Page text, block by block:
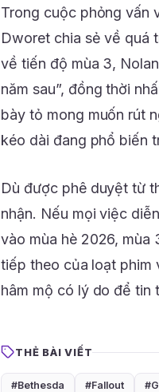
Trong cuộc phỏng vấn
Dworet chia sẻ về quá
về tiến độ mùa 3,
năm sau”, đồng thời
bày tỏ mong muốn rút
kéo dài đang phổ biến
Dù được phê duyệt từ
nhận. Nếu mọi việc
vào mùa hè 2026, mùa
tiếp theo của loạt phim
hâm mộ có lý do để tin
THẺ BÀI VIẾT
#Bethesda #Fallout